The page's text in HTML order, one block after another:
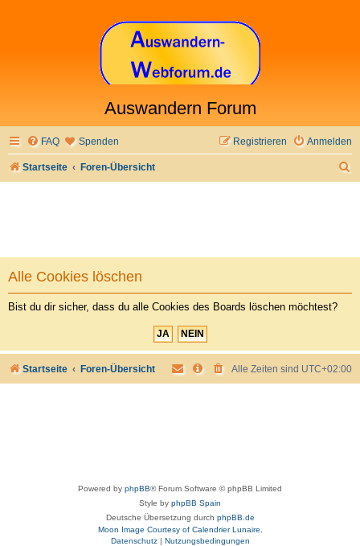
Auswandern Forum
FAQ Spenden Anmelden
Registrieren
Startseite Foren-Übersicht
Alle Cookies löschen
Bist du dir sicher, dass du alle Cookies des Boards löschen möchtest?
Startseite Foren-Übersicht Alle Zeiten sind UTC+02:00
Powered by phpBB® Forum Software © phpBB Limited
Style by phpBB Spain
Deutsche Übersetzung durch phpBB.de
Moon Image Courtesy of Calendrier Lunaire.
Datenschutz| Nutzungsbedingungen